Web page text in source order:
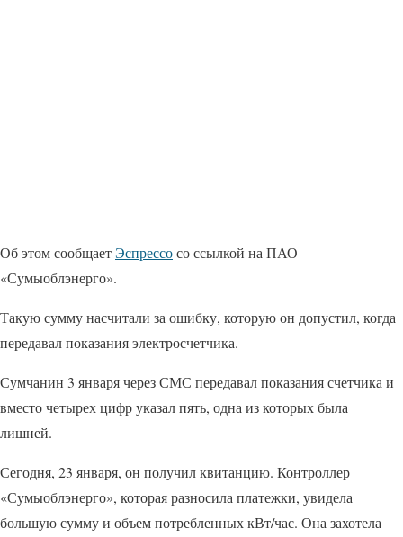
Об этом сообщаетЭспрессосо ссылкой на ПАО
«Сумыоблэнерго».
Такую сумму насчитали за ошибку, которую он допустил, когда
передавал показания электросчетчика.
Сумчанин 3 января через СМС передавал показания счетчика и
вместо четырех цифр указал пять, одна из которых была
лишней.
Сегодня, 23 января, он получил квитанцию. Контроллер
«Сумыоблэнерго», которая разносила платежки, увидела
большую сумму и объем потребленных кВт/час. Она захотела